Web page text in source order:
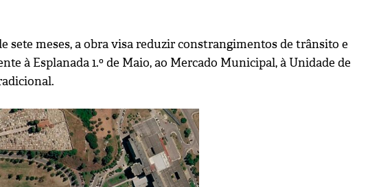
sete meses, a obra visa reduzir constrangimentos de trânsito e
à Esplanada 1.º de Maio, ao Mercado Municipal, à Unidade de